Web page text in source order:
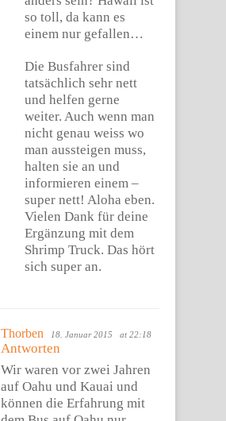
so toll, da kann es
einem nur gefallen…
Die Busfahrer sind
tatsächlich sehr nett
und helfen gerne
weiter. Auch wenn man
nicht genau weiss wo
man aussteigen muss,
halten sie an und
informieren einem –
super nett! Aloha eben.
Vielen Dank für deine
Ergänzung mit dem
Shrimp Truck. Das hört
sich super an.
Thorben 18. Januar 2015 at 22:18
Antworten
Wir waren vor zwei Jahren
auf Oahu und Kauai und
können die Erfahrung mit